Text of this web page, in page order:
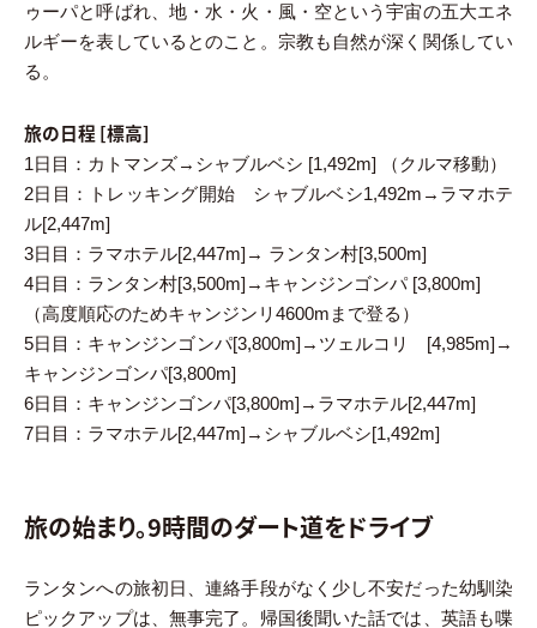
ゥーパと呼ばれ、地・水・火・風・空という宇宙の五大エネ
ルギーを表しているとのこと。宗教も自然が深く関係してい
る。
旅の日程 [標高]
1日目：カトマンズ→シャブルベシ [1,492m] （クルマ移動）
2日目：トレッキング開始 シャブルベシ1,492m→ラマホテ
ル[2,447m]
3日目：ラマホテル[2,447m]→ ランタン村[3,500m]
4日目：ランタン村[3,500m]→キャンジンゴンパ [3,800m]
（高度順応のためキャンジンリ4600mまで登る）
5日目：キャンジンゴンパ[3,800m]→ツェルコリ [4,985m]→
キャンジンゴンパ[3,800m]
6日目：キャンジンゴンパ[3,800m]→ラマホテル[2,447m]
7日目：ラマホテル[2,447m]→シャブルベシ[1,492m]
旅の始まり。9時間のダート道をドライブ
ランタンへの旅初日、連絡手段がなく少し不安だった幼馴染
ピックアップは、無事完了。帰国後聞いた話では、英語も喋